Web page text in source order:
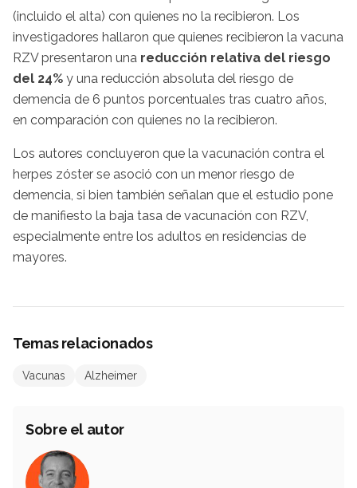
(incluido el alta) con quienes no la recibieron. Los
investigadores hallaron que quienes recibieron la vacuna
RZV presentaron una reducción relativa del riesgo
del 24% y una reducción absoluta del riesgo de
demencia de 6 puntos porcentuales tras cuatro años,
en comparación con quienes no la recibieron.
Los autores concluyeron que la vacunación contra el
herpes zóster se asoció con un menor riesgo de
demencia, si bien también señalan que el estudio pone
de manifiesto la baja tasa de vacunación con RZV,
especialmente entre los adultos en residencias de
mayores.
Temas relacionados
Vacunas Alzheimer
Sobre el autor